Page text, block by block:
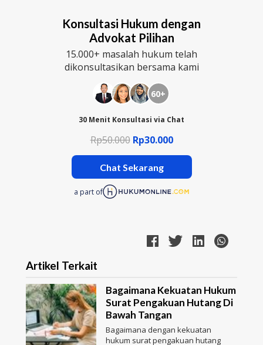
Konsultasi Hukum dengan
Advokat Pilihan
15.000+ masalah hukum telah
dikonsultasikan bersama kami
60+
30 Menit Konsultasi via Chat
Rp50.000 Rp30.000
Chat Sekarang
a part of
Artikel Terkait
Bagaimana Kekuatan Hukum
Surat Pengakuan Hutang Di
Bawah Tangan
Bagaimana dengan kekuatan
hukum surat pengakuan hutang